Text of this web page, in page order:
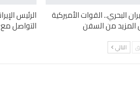
البحري.. القوات الأميركية
المزيد من السفن
الرئيس
التواصل
التالي